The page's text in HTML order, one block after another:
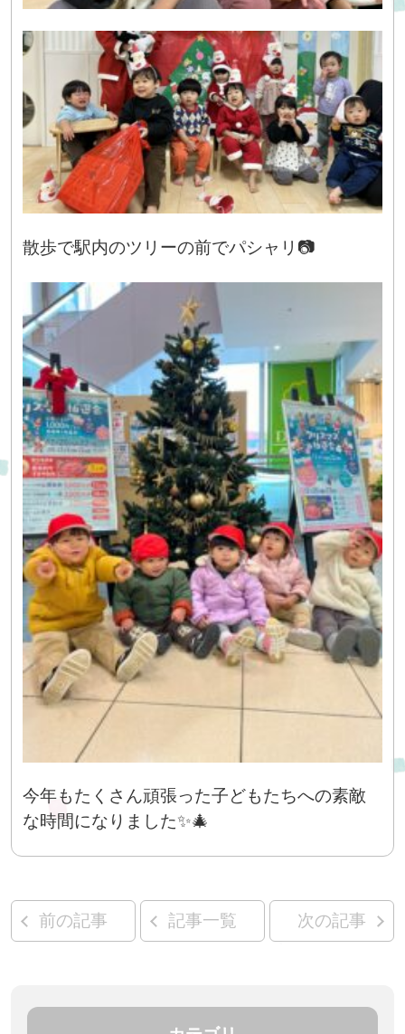
散歩で駅内のツリーの前でパシャリ📷
今年もたくさん頑張った子どもたちへの素敵
な時間になりました✨🎄
前の記事 記事一覧 次の記事